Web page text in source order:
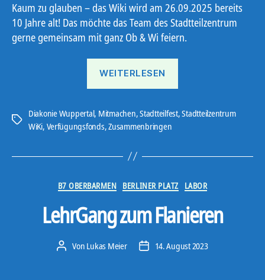
Kaum zu glauben – das Wiki wird am 26.09.2025 bereits
10 Jahre alt! Das möchte das Team des Stadtteilzentrum
gerne gemeinsam mit ganz Ob & Wi feiern.
WEITERLESEN
Schlagwörter
Diakonie Wuppertal, Mitmachen,Stadtteilfest,Stadtteilzentrum
WiKi, Verfügungsfonds,Zusammenbringen
Kategorien
B7 OBERBARMEN BERLINER PLATZ LABOR
LehrGang zum Flanieren
Beitragsautor
Von Lukas Meier Veröffentlichungsdatum
14. August 2023